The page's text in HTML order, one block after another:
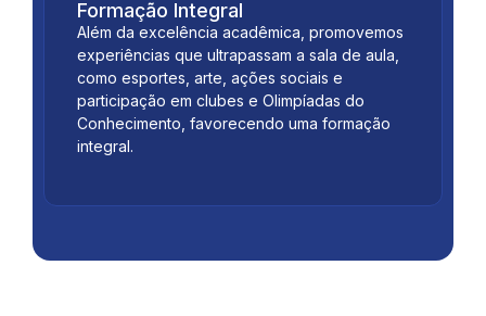
Formação Integral
Além da excelência acadêmica, promovemos
experiências que ultrapassam a sala de aula,
como esportes, arte, ações sociais e
participação em clubes e Olimpíadas do
Conhecimento, favorecendo uma formação
integral.